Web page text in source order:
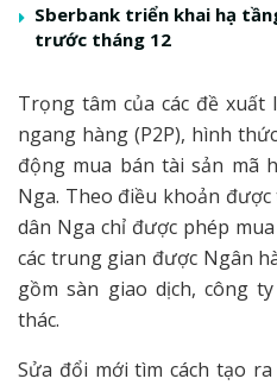
Sberbank triển khai hạ
trước tháng 12
Trọng tâm của các đề
ngang hàng (P2P), hình
động mua bán tài sản mã
Nga. Theo điều khoản
dân Nga chỉ được phép
các trung gian được Ngân
gồm sàn giao dịch, công
thác.
Sửa đổi mới tìm cách tạo